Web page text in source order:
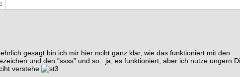
gesagt bin ich mir hier nciht ganz klar, wie das funktioniert mit den
und den "ssss" und so.. ja, es funktioniert, aber ich nutze ungern
verstehe